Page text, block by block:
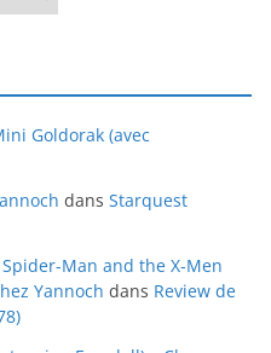
Goldorak (avec
dans Starquest
Man and the X-Men
Yannoch dans Review de